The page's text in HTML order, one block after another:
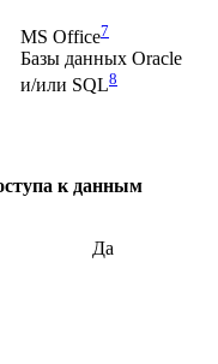
MS Office7
Базы данных Oracle
и/или SQL8
к данным
Да